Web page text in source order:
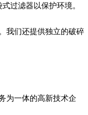
过滤器以保护环境。
我们还提供独立的破碎
为一体的高新技术企